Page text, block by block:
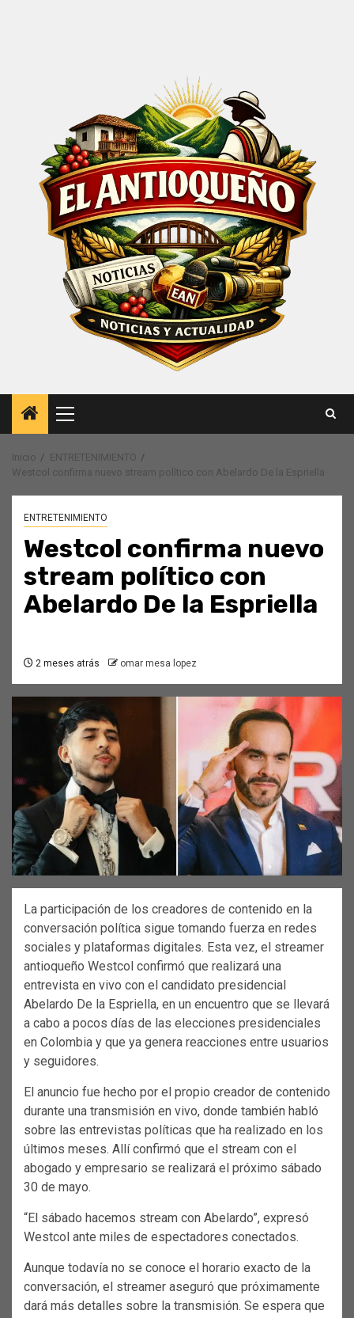
Menú
principal
Inicio
ENTRETENIMIENTO
Westcol confirma nuevo stream político con Abelardo De la Espriella
ENTRETENIMIENTO
Westcol confirma nuevo
stream político con
Abelardo De la Espriella
2 meses atrás omar mesa lopez
La participación de los creadores de contenido en la
conversación política sigue tomando fuerza en redes
sociales y plataformas digitales. Esta vez, el streamer
antioqueño Westcol confirmó que realizará una
entrevista en vivo con el candidato presidencial
Abelardo De la Espriella, en un encuentro que se llevará
a cabo a pocos días de las elecciones presidenciales
en Colombia y que ya genera reacciones entre usuarios
y seguidores.
El anuncio fue hecho por el propio creador de contenido
durante una transmisión en vivo, donde también habló
sobre las entrevistas políticas que ha realizado en los
últimos meses. Allí confirmó que el stream con el
abogado y empresario se realizará el próximo sábado
30 de mayo.
“El sábado hacemos stream con Abelardo”, expresó
Westcol ante miles de espectadores conectados.
Aunque todavía no se conoce el horario exacto de la
conversación, el streamer aseguró que próximamente
dará más detalles sobre la transmisión. Se espera que